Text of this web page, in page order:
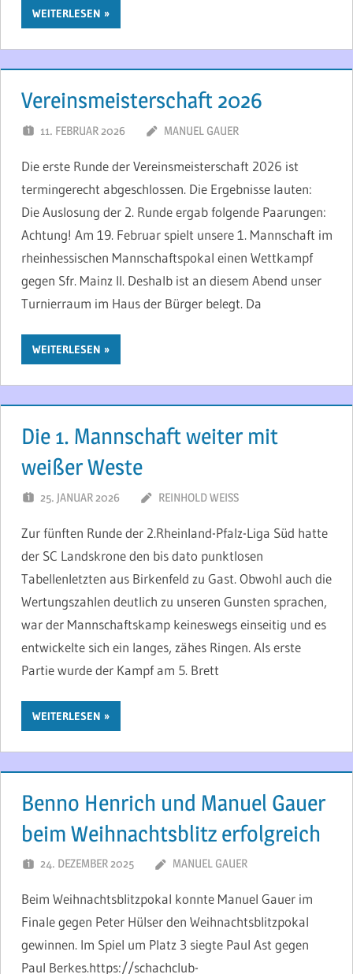
WEITERLESEN
Vereinsmeisterschaft 2026
11. FEBRUAR 2026 MANUEL GAUER
Die erste Runde der Vereinsmeisterschaft 2026 ist
termingerecht abgeschlossen. Die Ergebnisse lauten:
Die Auslosung der 2. Runde ergab folgende Paarungen:
Achtung! Am 19. Februar spielt unsere 1. Mannschaft im
rheinhessischen Mannschaftspokal einen Wettkampf
gegen Sfr. Mainz II. Deshalb ist an diesem Abend unser
Turnierraum im Haus der Bürger belegt. Da
WEITERLESEN
Die 1. Mannschaft weiter mit
weißer Weste
25. JANUAR 2026 REINHOLD WEISS
Zur fünften Runde der 2.Rheinland-Pfalz-Liga Süd hatte
der SC Landskrone den bis dato punktlosen
Tabellenletzten aus Birkenfeld zu Gast. Obwohl auch die
Wertungszahlen deutlich zu unseren Gunsten sprachen,
war der Mannschaftskamp keineswegs einseitig und es
entwickelte sich ein langes, zähes Ringen. Als erste
Partie wurde der Kampf am 5. Brett
WEITERLESEN
Benno Henrich und Manuel Gauer
beim Weihnachtsblitz erfolgreich
24. DEZEMBER 2025 MANUEL GAUER
Beim Weihnachtsblitzpokal konnte Manuel Gauer im
Finale gegen Peter Hülser den Weihnachtsblitzpokal
gewinnen. Im Spiel um Platz 3 siegte Paul Ast gegen
Paul Berkes.https://schachclub-